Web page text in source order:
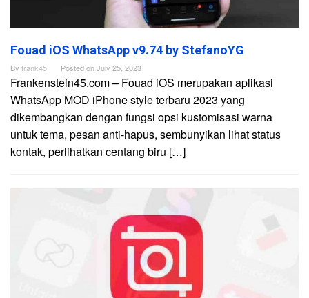
Fouad iOS WhatsApp v9.74 by StefanoYG
By frank45 Posted onJuly 25, 2023
Frankenstein45.com – Fouad iOS merupakan aplikasi
WhatsApp MOD iPhone style terbaru 2023 yang
dikembangkan dengan fungsi opsi kustomisasi warna
untuk tema, pesan anti-hapus, sembunyikan lihat status
kontak, perlihatkan centang biru […]